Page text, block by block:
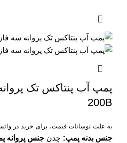
200B
به علت نوسانات قیمت، برای خرید در
جنس بدنه پمپ: چدن جنس پروانه